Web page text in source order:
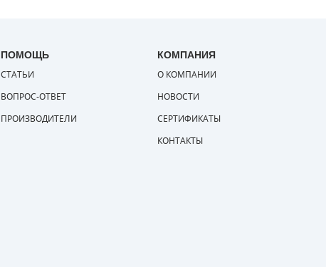
ПОМОЩЬ
СТАТЬИ
ВОПРОС-ОТВЕТ
ПРОИЗВОДИТЕЛИ
КОМПАНИЯ
О КОМПАНИИ
НОВОСТИ
СЕРТИФИКАТЫ
КОНТАКТЫ